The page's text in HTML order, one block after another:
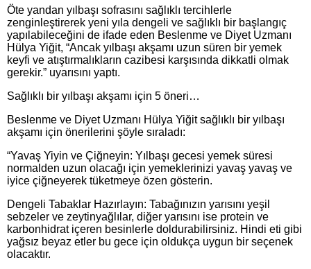
Öte yandan yılbaşı sofrasını sağlıklı tercihlerle
zenginleştirerek yeni yıla dengeli ve sağlıklı bir başlangıç
yapılabileceğini de ifade eden Beslenme ve Diyet Uzmanı
Hülya Yiğit, “Ancak yılbaşı akşamı uzun süren bir yemek
keyfi ve atıştırmalıkların cazibesi karşısında dikkatli olmak
gerekir.” uyarısını yaptı.
Sağlıklı bir yılbaşı akşamı için 5 öneri…
Beslenme ve Diyet Uzmanı Hülya Yiğit sağlıklı bir yılbaşı
akşamı için önerilerini şöyle sıraladı:
“Yavaş Yiyin ve Çiğneyin: Yılbaşı gecesi yemek süresi
normalden uzun olacağı için yemeklerinizi yavaş yavaş ve
iyice çiğneyerek tüketmeye özen gösterin.
Dengeli Tabaklar Hazırlayın: Tabağınızın yarısını yeşil
sebzeler ve zeytinyağlılar, diğer yarısını ise protein ve
karbonhidrat içeren besinlerle doldurabilirsiniz. Hindi eti gibi
yağsız beyaz etler bu gece için oldukça uygun bir seçenek
olacaktır.